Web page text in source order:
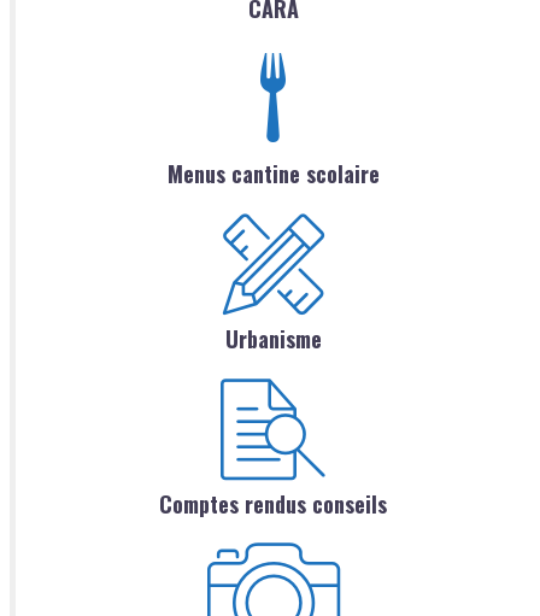
CARA
Menus cantine scolaire
Urbanisme
Comptes rendus conseils